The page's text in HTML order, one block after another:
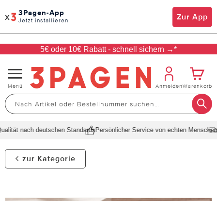
x 3Pagen-App
Jetzt installieren Zur App
5€ oder 10€ Rabatt - schnell sichern →*
Navigation
umschalten
Menü AnmeldenWarenkorb
nach deutschen StandardsPersönlicher Service von echten Menschen
zur Kategorie